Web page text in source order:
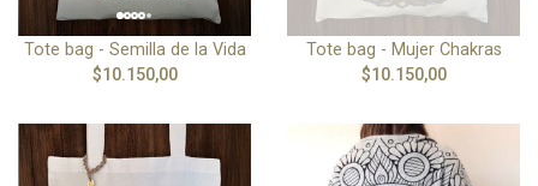
Tote bag - Semilla de la Vida
$10.150,00
Tote bag - Mujer Chakras
$10.150,00